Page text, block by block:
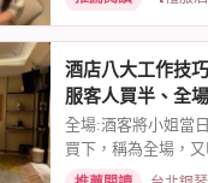
酒店八大工作技
服客人買半、全
全場:酒客將小姐當
買下，稱為全場，又
＝外全酒店買框送s